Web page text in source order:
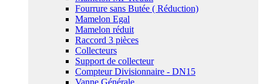
Fourrure sans Butée ( Réduction)
Mamelon Egal
Mamelon réduit
Raccord 3 pièces
Collecteurs
Support de collecteur
Compteur Divisionnaire - DN15
Vanne Générale